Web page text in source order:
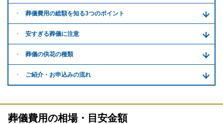
葬儀費用の総額を知る3つのポイント
安すぎる葬儀に注意
葬儀の供花の種類
ご紹介・ お申込みの流れ
葬儀費用の相場・目安金額